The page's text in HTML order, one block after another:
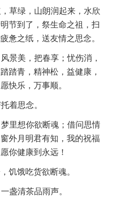
草绿，山朗润起来，水欣
节到了，祭生命之祖，扫
惫之纸，送友情之思念。
景美，把春享；忧伤消，
踏青，精神松，益健康，
快乐，万事顺。
着思念。
里想你欲断魂；借问思情
外月明君有知，我的祝福
你健康到永远！
饥饿吃货欲断魂。
盏清茶品雨声。